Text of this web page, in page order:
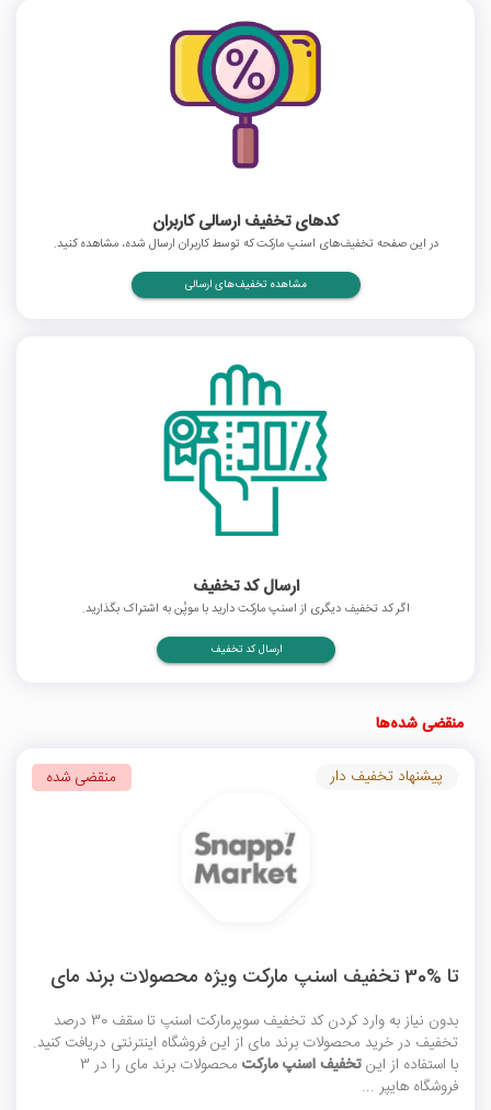
کدهای تخفیف ارسالی کاربران
در این صفحه تخفیف‌های اسنپ مارکت که توسط کاربران ارسال شده، مشاهده کنید.
مشاهده تخفیف‌های ارسالی
ارسال کد تخفیف
اگر کد تخفیف دیگری از اسنپ مارکت دارید با موپُن به اشتراک بگذارید.
ارسال کد تخفیف
منقضی شده‌ها
تا %30 تخفیف اسنپ مارکت ویژه محصولات برند مای
بدون نیاز به وارد کردنکد تخفیف سوپرمارکت اسنپ
تا سقف 30 درصد
تخفیف در خرید محصولات برند مای از این فروشگاه اینترنتی دریافت کنید.
با استفاده از اینتخفیف اسنپ مارکت
محصولات برند مای را در 3
فروشگاه هایپر ...
پیشنهاد تخفیف دار منقضی شده